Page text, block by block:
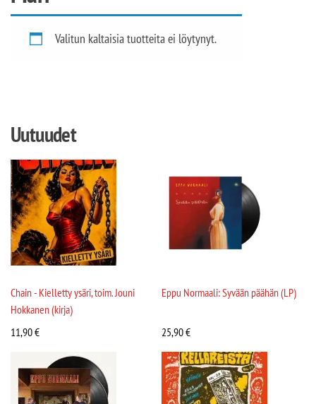
Valitun kaltaisia tuotteita ei löytynyt.
Uutuudet
Chain - Kielletty ysäri, toim. Jouni
Hokkanen (kirja)
11,90€
Eppu Normaali: Syvään päähän (LP)
25,90€